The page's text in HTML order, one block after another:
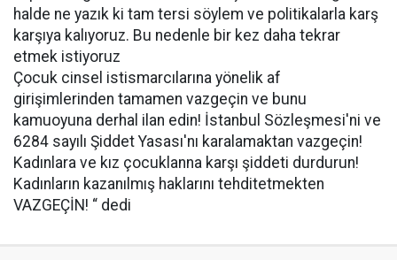
halde ne yazık ki tam tersi söylem ve politikalarla karş
karşıya kalıyoruz. Bu nedenle bir kez daha tekrar
etmek istiyoruz
Çocuk cinsel istismarcılarına yönelik af
girişimlerinden tamamen vazgeçin ve bunu
kamuoyuna derhal ilan edin! İstanbul Sözleşmesi'ni ve
6284 sayılı Şiddet Yasası'nı karalamaktan vazgeçin!
Kadınlara ve kız çocuklanna karşı şiddeti durdurun!
Kadınların kazanılmış haklarını tehditetmekten
VAZGEÇİN! “ dedi